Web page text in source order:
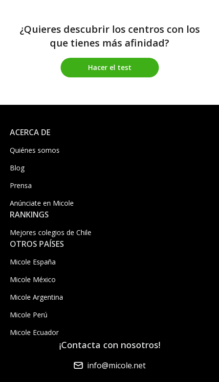
¿Quieres descubrir los centros con los
que tienes más afinidad?
Hacer el test
ACERCA DE
Quiénes somos
Blog
Prensa
Anúnciate en Micole
RANKINGS
Mejores colegios de Chile
OTROS PAÍSES
Micole España
Micole México
Micole Argentina
Micole Perú
Micole Ecuador
¡Contacta con nosotros!
info@micole.net